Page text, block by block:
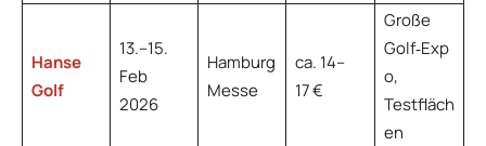
Hanse
Golf
13.–15.
Feb
2026
Hamburg
Messe
ca. 14–
17 €
Große
Golf‑Exp
o,
Testfläch
en